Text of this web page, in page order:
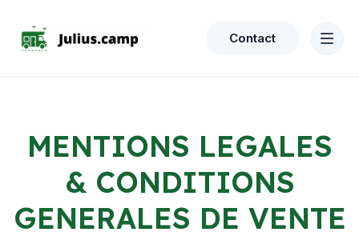
Contact
MENTIONS LEGALES
& CONDITIONS
GENERALES DE VENTE